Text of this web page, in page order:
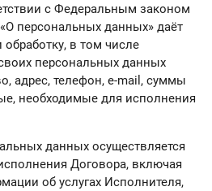
с Федеральным законом
персональных данных» даёт
обработку, в том числе
персональных данных
адрес, телефон, e-mail, суммы
необходимые для исполнения
данных осуществляется
Договора, включая
об услугах Исполнителя,